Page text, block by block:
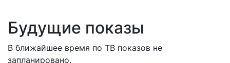
Будущие показы
В ближайшее время по ТВ показов не
запланировано.